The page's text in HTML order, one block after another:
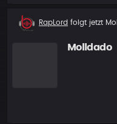
Neuer
Follower
RapLord folgt jetzt
Molldado